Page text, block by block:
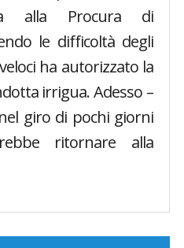
alla Procura di
le difficoltà degli
ha autorizzato la
irrigua. Adesso –
giro di pochi giorni
ritornare alla